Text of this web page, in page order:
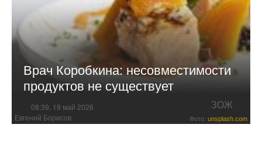
Врач Коробкина: несовместимости
продуктов не существует
08:39, 19 май 2026 ЗОЖ
Евгений Борисов Фото: unsplash.com